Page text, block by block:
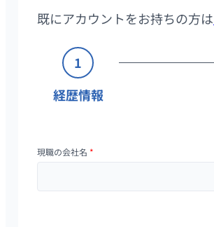
既にアカウントをお持ちの方は
1
経歴情報
現職の会社名 *